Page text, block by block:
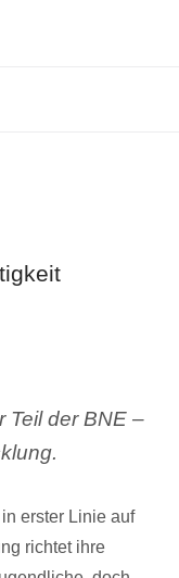
Teil der BNE –
erster Linie auf
richtet ihre